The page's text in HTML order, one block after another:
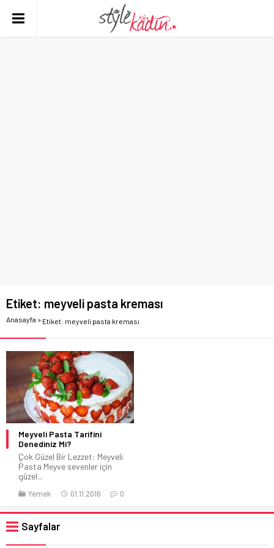
Etiket: meyveli pasta kreması
Anasayfa » Etiket: meyveli pasta kreması
Meyveli Pasta Tarifini
Denediniz Mi?
Çok Güzel Bir Lezzet: Meyveli
Pasta Meyve sevenler için
güzel...
Yemek 01.11.2016 0
Sayfalar